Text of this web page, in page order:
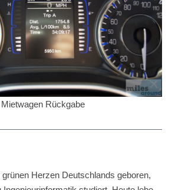
Mietwagen Rückgabe
Herzen Deutschlands geboren,